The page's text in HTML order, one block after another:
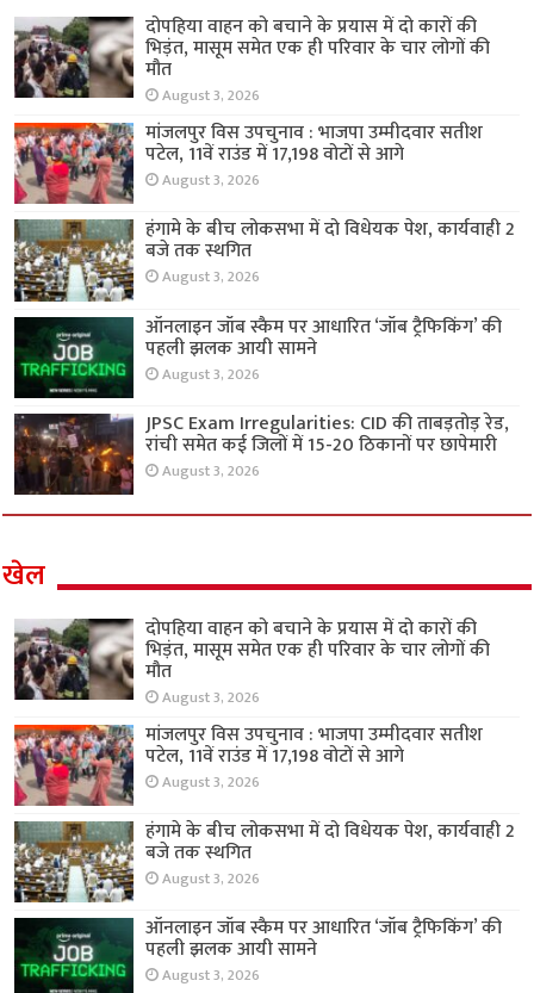
दोपहिया वाहन को बचाने के प्रयास में दो कारों की
भिड़ंत, मासूम समेत एक ही परिवार के चार लोगों की
मौत
August 3, 2026
मांजलपुर विस उपचुनाव : भाजपा उम्मीदवार सतीश
पटेल, 11वें राउंड में 17,198 वोटों से आगे
August 3, 2026
हंगामे के बीच लोकसभा में दो विधेयक पेश, कार्यवाही 2
बजे तक स्थगित
August 3, 2026
ऑनलाइन जॉब स्कैम पर आधारित ‘जॉब ट्रैफिकिंग’ की
पहली झलक आयी सामने
August 3, 2026
JPSC Exam Irregularities: CID की ताबड़तोड़ रेड,
रांची समेत कई जिलों में 15-20 ठिकानों पर छापेमारी
August 3, 2026
खेल
दोपहिया वाहन को बचाने के प्रयास में दो कारों की
भिड़ंत, मासूम समेत एक ही परिवार के चार लोगों की
मौत
August 3, 2026
मांजलपुर विस उपचुनाव : भाजपा उम्मीदवार सतीश
पटेल, 11वें राउंड में 17,198 वोटों से आगे
August 3, 2026
हंगामे के बीच लोकसभा में दो विधेयक पेश, कार्यवाही 2
बजे तक स्थगित
August 3, 2026
ऑनलाइन जॉब स्कैम पर आधारित ‘जॉब ट्रैफिकिंग’ की
पहली झलक आयी सामने
August 3, 2026